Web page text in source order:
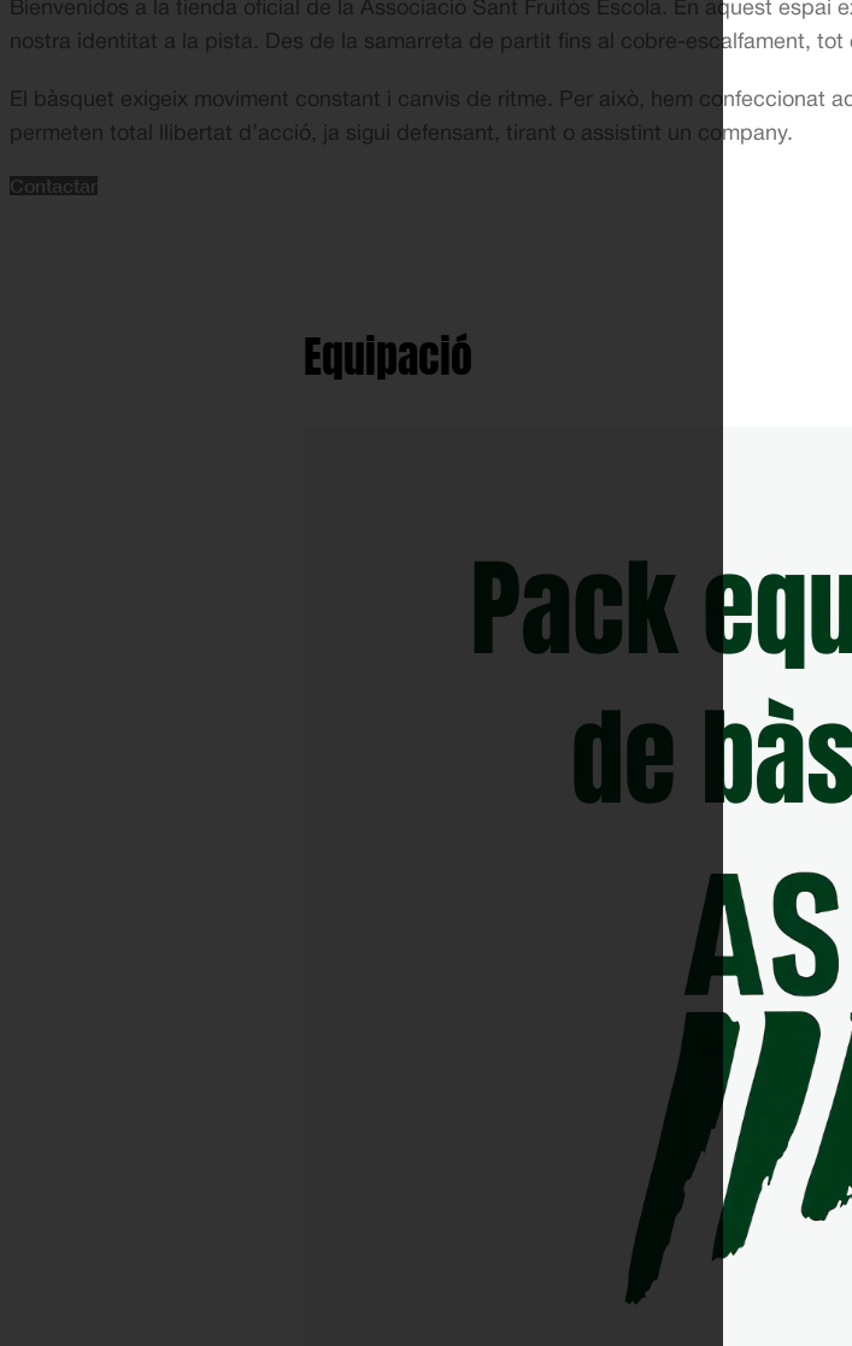
Bienvenidos a la tienda oficial de la Associació Sant Fruitós Escola. En aquest
nostra identitat a la pista. Des de la samarreta de partit fins al cobre-escalfament, tot
El bàsquet exigeix moviment constant i canvis de ritme. Per això, hem confeccionat
permeten total llibertat d’acció, ja sigui defensant, tirant o assistint un company.
Contactar
Equipació